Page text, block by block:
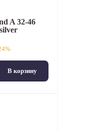
A 32-46
В корзину